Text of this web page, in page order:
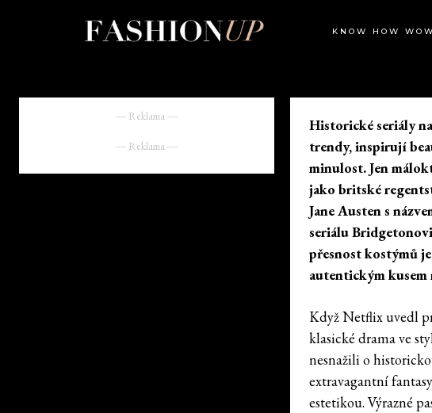
KNOW HOW WOW
― Reklama ―
― Reklama ―
Historické seriály
trendy, inspirují
minulost. Jen
jako britské
Jane Austen s
seriálu
přesnost kostýmů
autentickým kusem
Když Netflix uvedl
klasické drama ve
nesnažili o
extravagantní
estetikou. Výrazné